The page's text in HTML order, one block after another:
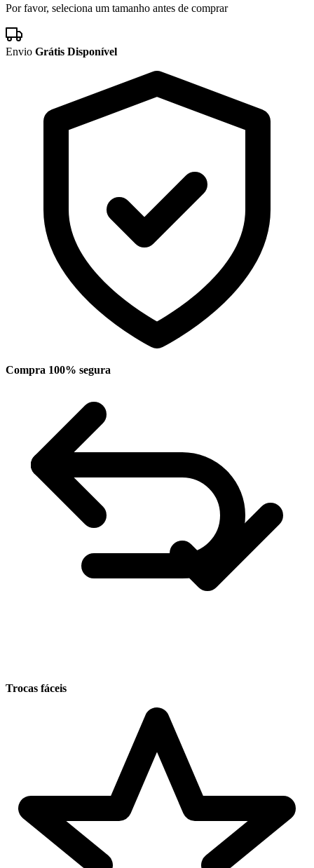
Por favor, seleciona um tamanho antes de comprar
Envio Grátis Disponível
Compra 100% segura
Trocas fáceis